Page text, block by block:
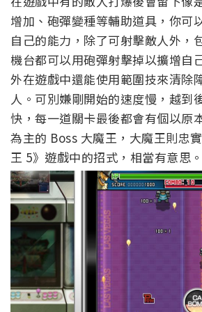
增加、砲彈變種等輔助道具，你可
自己的能力，除了可射擊敵人外，
機台都可以用砲彈射擊掉以擴增自
外在遊戲中還能使用範圍技來清除
人。可別嫌剛開始的速度慢，越到
快，每一道關卡最後都會有個以原
為主的 Boss 大魔王，大魔王則忠
王 5》遊戲中的招式，相當有意思。